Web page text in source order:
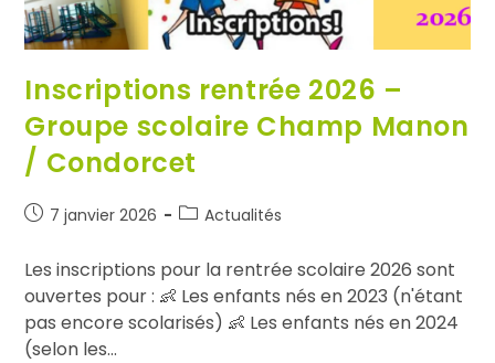
Inscriptions rentrée 2026 –
Groupe scolaire Champ Manon
/ Condorcet
7 janvier 2026 Actualités
Les inscriptions pour la rentrée scolaire 2026 sont
ouvertes pour : 👶 Les enfants nés en 2023 (n'étant
pas encore scolarisés) 👶 Les enfants nés en 2024
(selon les…